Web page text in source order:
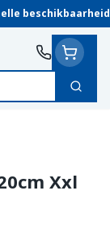
beschikbaarheid
Zoek
Xxl